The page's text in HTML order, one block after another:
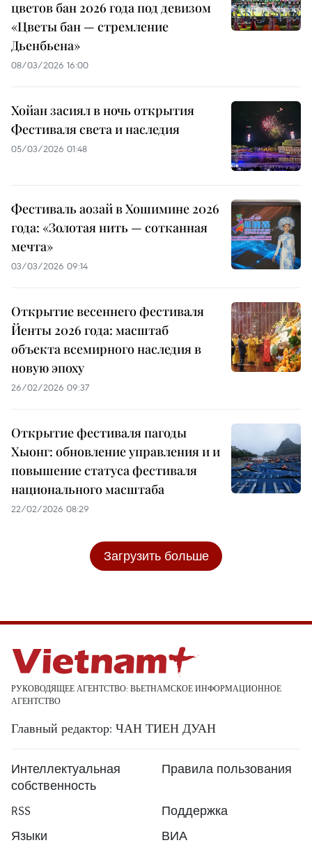
цветов бан 2026 года под девизом
«Цветы бан — стремление
Дьенбьена»
08/03/2026 16:00
Хойан засиял в ночь открытия
Фестиваля света и наследия
05/03/2026 01:48
Фестиваль аозай в Хошимине 2026
года: «Золотая нить — сотканная
мечта»
03/03/2026 09:14
Открытие весеннего фестиваля
Йенты 2026 года: масштаб
объекта всемирного наследия в
новую эпоху
26/02/2026 09:37
Открытие фестиваля пагоды
Хыонг: обновление управления и и
повышение статуса фестиваля
национального масштаба
22/02/2026 08:29
Загрузить больше
РУКОВОДЯЩЕЕ АГЕНТСТВО: ВЬЕТНАМСКОЕ ИНФОРМАЦИОННОЕ
АГЕНТСТВО
Главный редактор: ЧАН ТИЕН ДУАН
Интеллектуальная
собственность
Правила пользования
RSS
Поддержка
Языки
ВИА